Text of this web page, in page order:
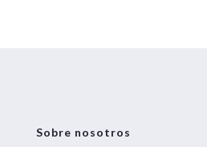
Sobre nosotros